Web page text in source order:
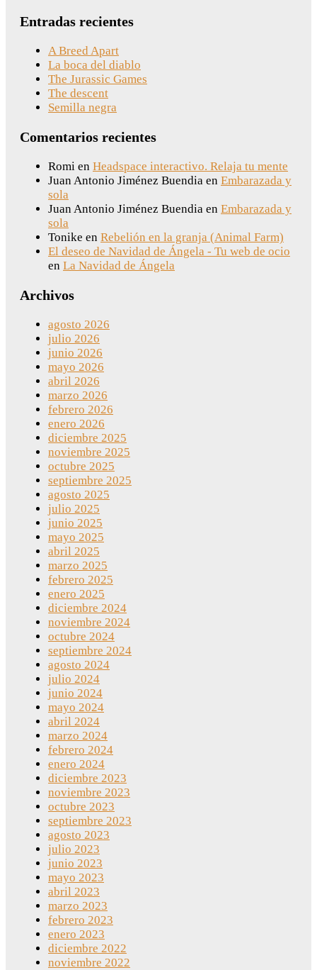
Entradas recientes
A Breed Apart
La boca del diablo
The Jurassic Games
The descent
Semilla negra
Comentarios recientes
Romi en Headspace interactivo. Relaja tu mente
Juan Antonio Jiménez Buendia en Embarazada y
sola
Juan Antonio Jiménez Buendia en Embarazada y
sola
Tonike en Rebelión en la granja (Animal Farm)
El deseo de Navidad de Ángela - Tu web de ocio
en La Navidad de Ángela
Archivos
agosto 2026
julio 2026
junio 2026
mayo 2026
abril 2026
marzo 2026
febrero 2026
enero 2026
diciembre 2025
noviembre 2025
octubre 2025
septiembre 2025
agosto 2025
julio 2025
junio 2025
mayo 2025
abril 2025
marzo 2025
febrero 2025
enero 2025
diciembre 2024
noviembre 2024
octubre 2024
septiembre 2024
agosto 2024
julio 2024
junio 2024
mayo 2024
abril 2024
marzo 2024
febrero 2024
enero 2024
diciembre 2023
noviembre 2023
octubre 2023
septiembre 2023
agosto 2023
julio 2023
junio 2023
mayo 2023
abril 2023
marzo 2023
febrero 2023
enero 2023
diciembre 2022
noviembre 2022